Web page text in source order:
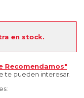
en stock.
Recomendamos"
te pueden interesar.